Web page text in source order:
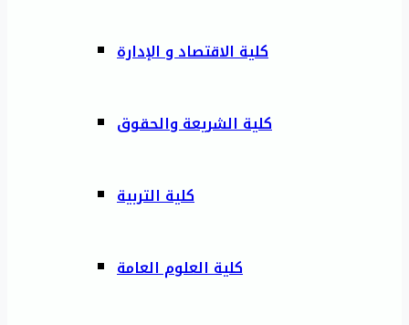
كلية الاقتصاد و الإدارة
كلية الشريعة والحقوق
كلية التربية
كلية العلوم العامة